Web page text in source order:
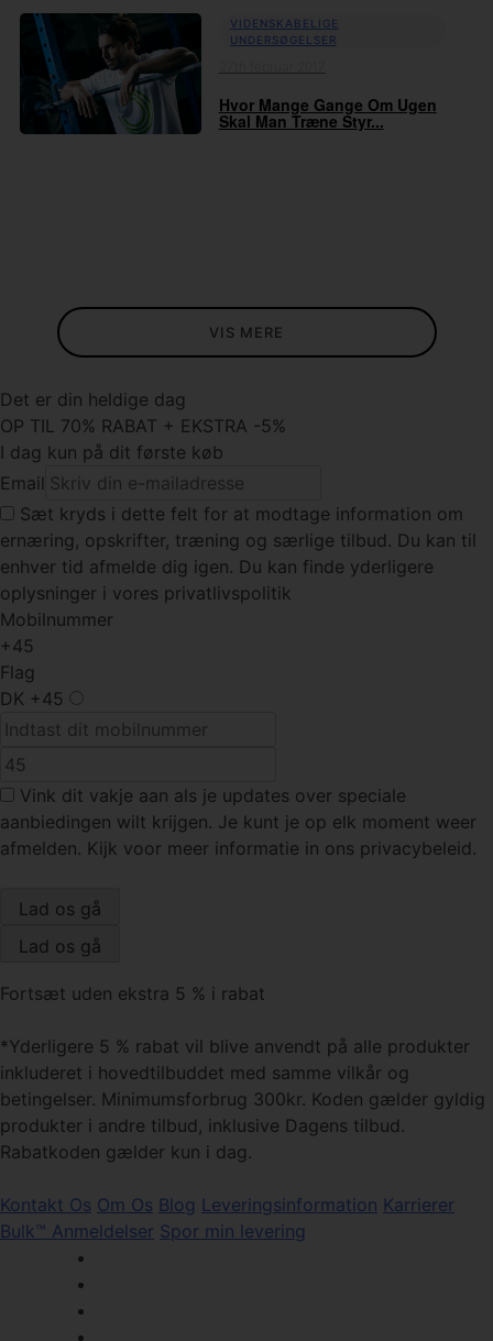
VIDENSKABELIGE
UNDERSØGELSER
Hvor Mange Gange Om Ugen
Skal Man Træne Styr...
VIS MERE
Det er din heldige dag
OP TIL 70% RABAT + EKSTRA -5%
I dag kun på dit første køb
Email
Sæt kryds i dette felt for at modtage information om
ernæring, opskrifter, træning og særlige tilbud. Du kan til
enhver tid afmelde dig igen. Du kan finde yderligere
oplysninger i vores privatlivspolitik
Mobilnummer
+45
Flag
DK +45
Vink dit vakje aan als je updates over speciale
aanbiedingen wilt krijgen. Je kunt je op elk moment weer
afmelden. Kijk voor meer informatie in ons privacybeleid.
Fortsæt uden ekstra 5 % i rabat
*Yderligere 5 % rabat vil blive anvendt på alle produkter
inkluderet i hovedtilbuddet med samme vilkår og
betingelser. Minimumsforbrug 300kr. Koden gælder gyldig
produkter i andre tilbud, inklusive Dagens tilbud.
Rabatkoden gælder kun i dag.
Kontakt Os Om Os Blog Leveringsinformation Karrierer
Bulk™ Anmeldelser Spor min levering